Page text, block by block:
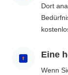
Dort
Eine
Wenn